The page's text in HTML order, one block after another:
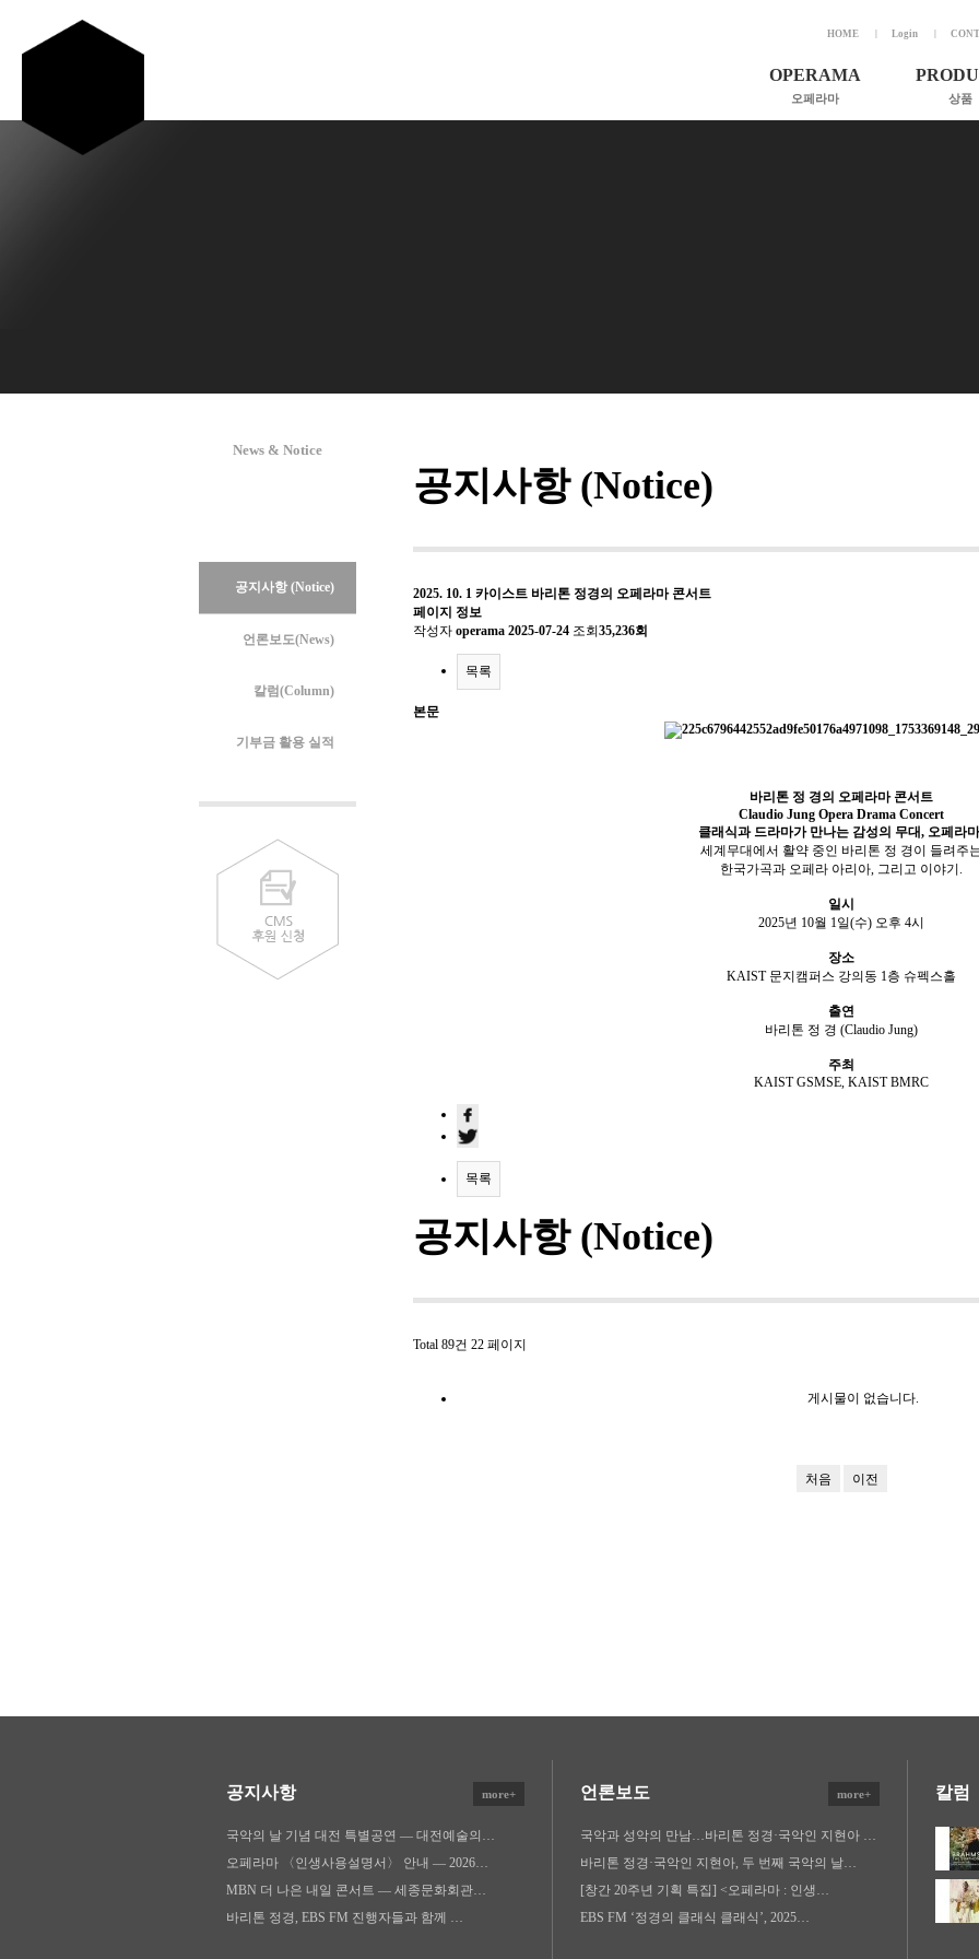
HOME Login
OPERAMA
오페라마 상품
News & Notice
공지사항 (Notice)
언론보도(News)
칼럼(Column)
기부금 활용 실적
공지사항 (Notice)
2025. 10. 1 카이스트 바리톤 정경의 오페라마 콘서트
페이지 정보
작성자 operama 2025-07-24 조회 35,236회
목록
본문
바리톤 정 경의 오페라마 콘서트
Claudio Jung Opera Drama Concert
클래식과 드라마가 만나는 감성의 무대, 오페라
세계무대에서 활약 중인 바리톤 정 경이 들려주
한국가곡과 오페라 아리아, 그리고 이야기.
일시
2025년 10월 1일(수) 오후 4시
장소
KAIST 문지캠퍼스 강의동 1층 슈펙스홀
출연
바리톤 정 경 (Claudio Jung)
주최
KAIST GSMSE, KAIST BMRC
목록
공지사항 (Notice)
Total 89건 22 페이지
게시물이 없습니다.
처음 이전
공지사항 more+
국악의 날 기념 대전 특별공연 — 대전예술의…
오페라마 〈인생사용설명서〉 안내 — 2026…
MBN 더 나은 내일 콘서트 — 세종문화회관…
바리톤 정경, EBS FM 진행자들과 함께 …
언론보도 more+
국악과 성악의 만남…바리톤 정경·국악인 지현아 …
바리톤 정경·국악인 지현아, 두 번째 국악의 날…
[창간 20주년 기획 특집] <오페라마 : 인생…
EBS FM ‘정경의 클래식 클래식’, 2025…
칼럼